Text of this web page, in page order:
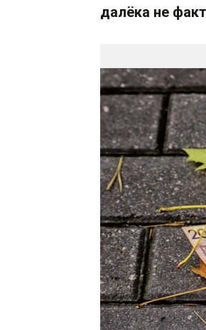
далёка не